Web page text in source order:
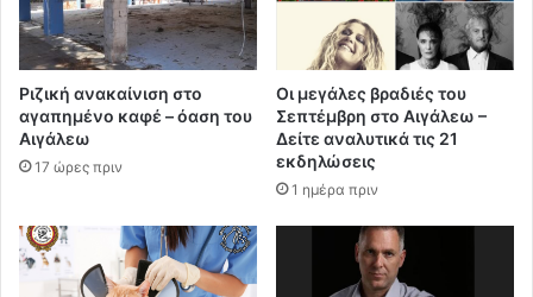
Ριζική ανακαίνιση στο
αγαπημένο καφέ – όαση του
Αιγάλεω
17 ώρες πριν
Οι μεγάλες βραδιές του
Σεπτέμβρη στο Αιγάλεω –
Δείτε αναλυτικά τις 21
εκδηλώσεις
1 ημέρα πριν